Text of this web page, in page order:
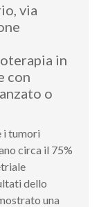
via
in
con
o
i tumori
circa il 75%
dello
una